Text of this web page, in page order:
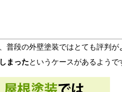
段の外壁塗装ではとても評判が
まったというケースがあるようで